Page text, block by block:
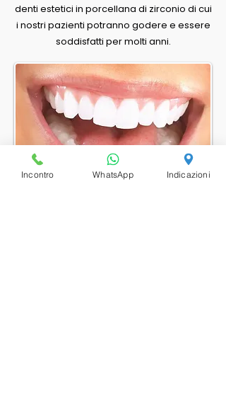
denti estetici in porcellana di zirconio di cui
i nostri pazienti potranno godere e essere
soddisfatti per molti anni.
Incontro WhatsApp Indicazioni